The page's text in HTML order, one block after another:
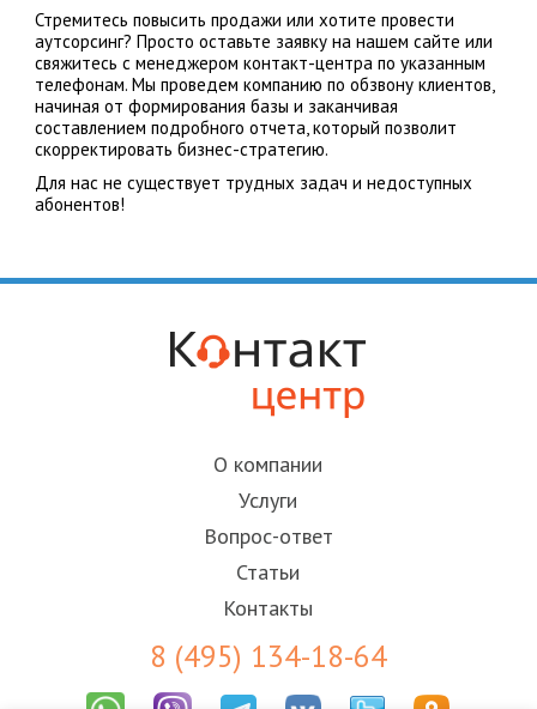
Стремитесь повысить продажи или хотите провести
аутсорсинг? Просто оставьте заявку на нашем сайте или
свяжитесь с менеджером контакт-центра по указанным
телефонам. Мы проведем компанию по обзвону клиентов,
начиная от формирования базы и заканчивая
составлением подробного отчета, который позволит
скорректировать бизнес-стратегию.
Для нас не существует трудных задач и недоступных
абонентов!
О компании
Услуги
Вопрос-ответ
Статьи
Контакты
8 (495) 134-18-64